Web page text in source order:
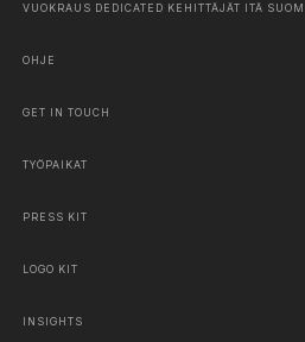
VUOKRAUS DEDICATED KEHITTÄJÄT ITÄ SUOMI
OHJE
GET IN TOUCH
TYÖPAIKAT
PRESS KIT
LOGO KIT
INSIGHTS